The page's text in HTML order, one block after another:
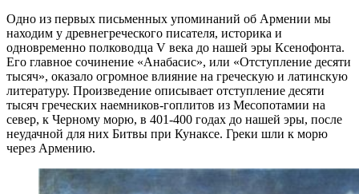
Одно из первых письменных упоминаний об Армении мы
находим у древнегреческого писателя, историка и
одновременно полководца V века до нашей эры Ксенофонта.
Его главное сочинение «Анабасис», или «Отступление десяти
тысяч», оказало огромное влияние на греческую и латинскую
литературу. Произведение описывает отступление десяти
тысяч греческих наемников-гоплитов из Месопотамии на
север, к Черному морю, в 401-400 годах до нашей эры, после
неудачной для них Битвы при Кунаксе. Греки шли к морю
через Армению.